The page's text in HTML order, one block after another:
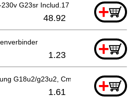
G23sr Includ.17 +
48.92
+
1.23
G18u2/g23u2, Cm9by +
1.61